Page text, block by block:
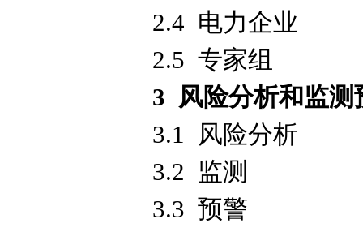
2.4 电力企业
2.5 专家组
3 风险分析和监测
3.1 风险分析
3.2 监测
3.3 预警